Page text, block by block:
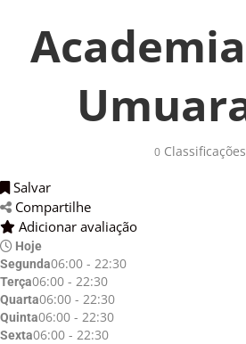
0Classificações
Salvar
Compartilhe
Adicionar avaliação
Hoje
Segunda06:00 - 22:30
Terça06:00 - 22:30
Quarta06:00 - 22:30
Quinta06:00 - 22:30
Sexta06:00 - 22:30